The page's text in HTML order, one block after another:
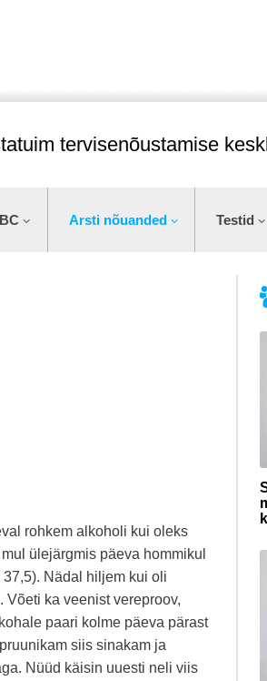
tervisenõustamise
Arsti nõuanded Testid
rohkem alkoholi kui oleks
ülejärgmis päeva hommikul
Nädal hiljem kui oli
Võeti ka veenist vereproov,
paari kolme päeva pärast
siis sinakam ja
Nüüd käisin uuesti neli viis